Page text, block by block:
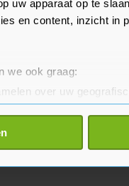
uw apparaat op te
en content, inzicht in
we ook graag:
over uw
door het actief
persoonlijke gegevens
wijzigen of